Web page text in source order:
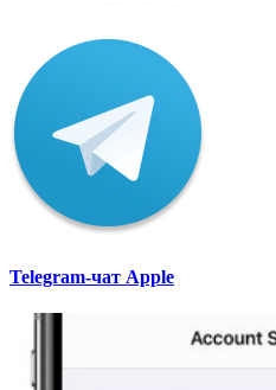
Telegram-чат Apple